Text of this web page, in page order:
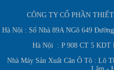
CÔNG TY CỔ PHẦN
Hà Nội : Số Nhà 89A NGõ 649
Hà Nội : P 908 CT 5 KDT
Nhà Máy Sản Xuất Cân Ô Tô : Lô